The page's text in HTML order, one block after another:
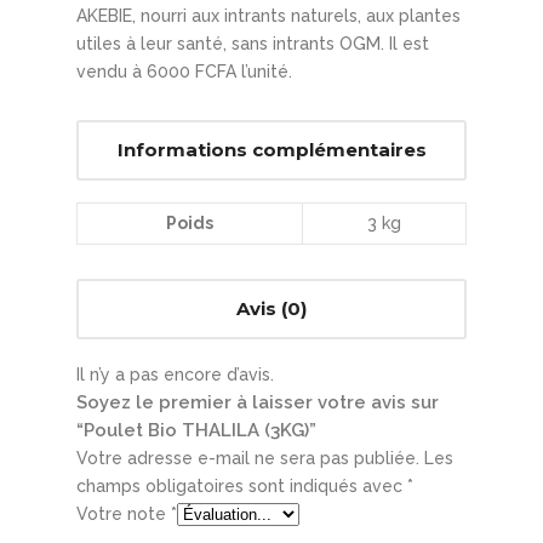
AKEBIE, nourri aux intrants naturels, aux plantes
utiles à leur santé, sans intrants OGM. Il est
vendu à 6000 FCFA l’unité.
Informations complémentaires
Poids 3 kg
Avis (0)
Il n’y a pas encore d’avis.
Soyez le premier à laisser votre avis sur
“Poulet Bio THALILA (3KG)”
Votre adresse e-mail ne sera pas publiée.
Les
champs obligatoires sont indiqués avec *
Votre note *